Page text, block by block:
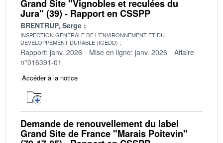
Grand Site "Vignobles et reculées du
Jura" (39) - Rapport en CSSPP
BRENTRUP, Serge
INSPECTION GENERALE DE L'ENVIRONNEMENT ET DU
DEVELOPPEMENT DURABLE (IGEDD)
Rapport: janv. 2026 Mise en ligne: janv. 2026
Affaire
n°016391-01
Accéder à la notice
Demande de renouvellement du label
Grand Site de France "Marais Poitevin"